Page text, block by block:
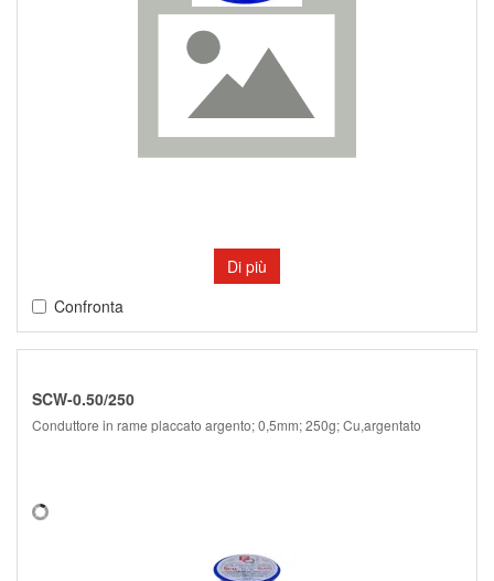
Di più
Confronta
SCW-0.50/250
Conduttore in rame placcato argento; 0,5mm; 250g; Cu,argentato